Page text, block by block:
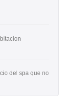
del spa que no